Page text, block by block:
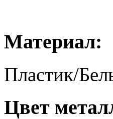
Материал:
Пластик/
Цвет